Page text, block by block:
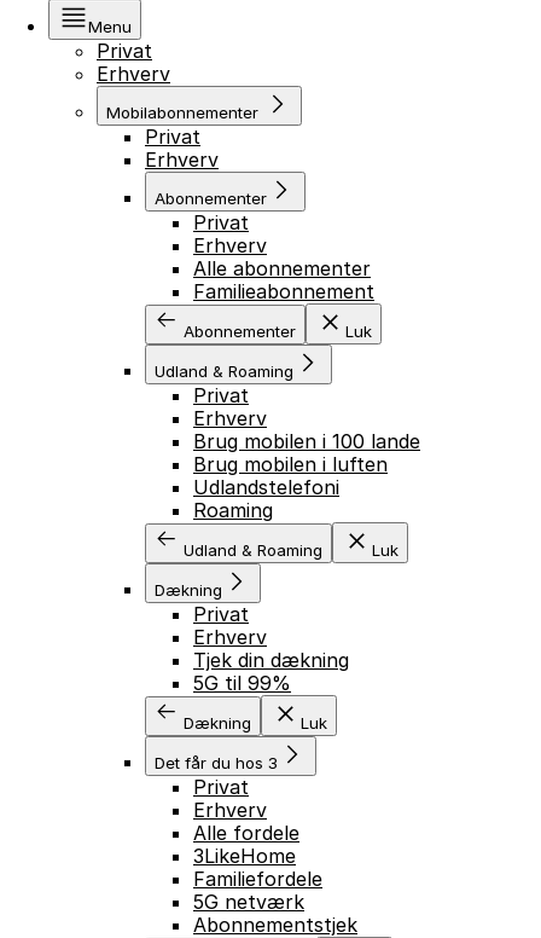
Menu
Privat
Erhverv
Mobilabonnementer
Privat
Erhverv
Abonnementer
Privat
Erhverv
Alle abonnementer
Familieabonnement
Abonnementer Luk
Udland & Roaming
Privat
Erhverv
Brug mobilen i 100 lande
Brug mobilen i luften
Udlandstelefoni
Roaming
Udland & Roaming Luk
Dækning
Privat
Erhverv
Tjek din dækning
5G til 99%
Dækning Luk
Det får du hos 3
Privat
Erhverv
Alle fordele
3LikeHome
Familiefordele
5G netværk
Abonnementstjek